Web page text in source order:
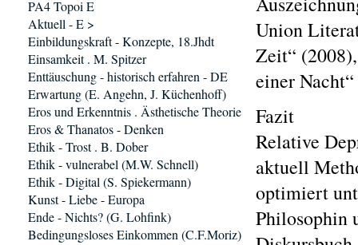
Union
Zeit“
einer
Fazit
Relative
aktuell
optimiert
Philosophin
PA4 Topoi E
Aktuell - E >
Einbildungskraft - Konzepte, 18.Jhdt
Einsamkeit . M. Spitzer
Enttäuschung - historisch erfahren - DE
Erwartung (E. Angehn, J. Küchenhoff)
Eros und Erkenntnis . Ästhetische Theorie
Eros & Thanatos - Denken
Ethik - Trost . B. Dober
Ethik - vulnerabel (M.W. Schnell)
Ethik - Digital (S. Spiekermann)
Kunst - Liebe - Europa
Ende - Nichts? (G. Lohfink)
Bedingungsloses Einkommen (C.F.Moriz)